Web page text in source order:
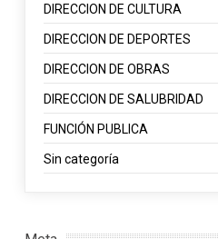
DIRECCION DE CULTURA
DIRECCION DE DEPORTES
DIRECCION DE OBRAS
DIRECCION DE SALUBRIDAD
FUNCIÓN PUBLICA
Sin categoría